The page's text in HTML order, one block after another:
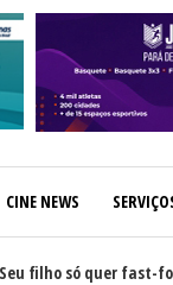
CINE NEWS
filho só quer fast-